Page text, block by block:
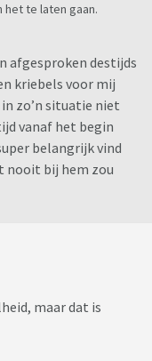
te laten gaan.
afgesproken destijds
kriebels voor mij
zo’n situatie niet
vanaf het begin
belangrijk vind
nooit bij hem zou
maar dat is